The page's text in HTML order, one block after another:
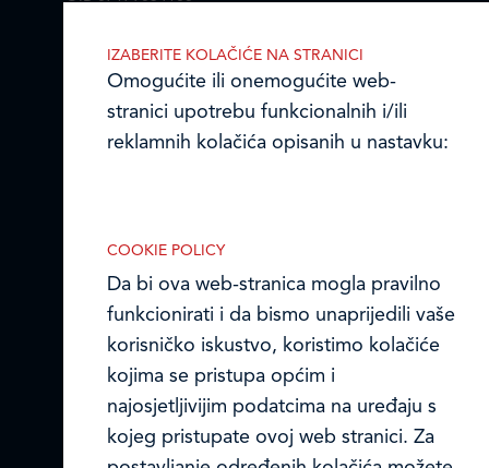
Ledo Hrvatska
Obavijest o Privatnosti i Kolačići
Privacy notice and Cookies
© LEDO plus d.o.o. 2026.
COOKIE POLICY
Da bi ova web-stranica mogla pravilno
funkcionirati i da bismo unaprijedili vaše
korisničko iskustvo, koristimo kolačiće
kojima se pristupa općim i
najosjetljivijim podatcima na uređaju s
kojeg pristupate ovoj web stranici. Za
IZABERITE KOLAČIĆE NA STRANICI
Omogućite ili onemogućite web-
stranici upotrebu funkcionalnih i/ili
reklamnih kolačića opisanih u nastavku:
Nužni kolačići omogućuju osnovne
funkcionalnosti. Bez ovih kolačića, web-
stranica ne može pravilno funkcionirati,
a isključiti ih možete mijenjanjem
postavki u svome web-pregledniku.